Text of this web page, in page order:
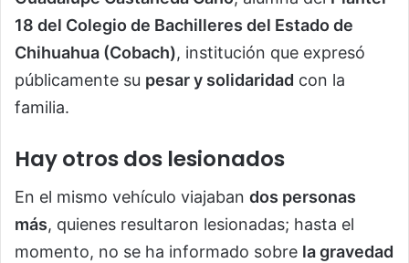
18 del Colegio de Bachilleres del Estado de
Chihuahua (Cobach), institución que expresó
públicamente su pesar y solidaridad con la
familia.
Hay otros dos lesionados
En el mismo vehículo viajaban dos personas
más, quienes resultaron lesionadas; hasta el
momento, no se ha informado sobre la gravedad